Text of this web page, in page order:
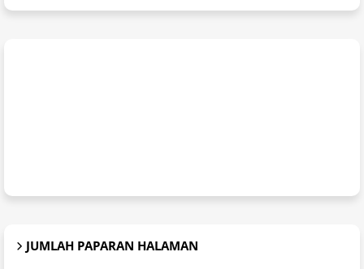
JUMLAH PAPARAN HALAMAN